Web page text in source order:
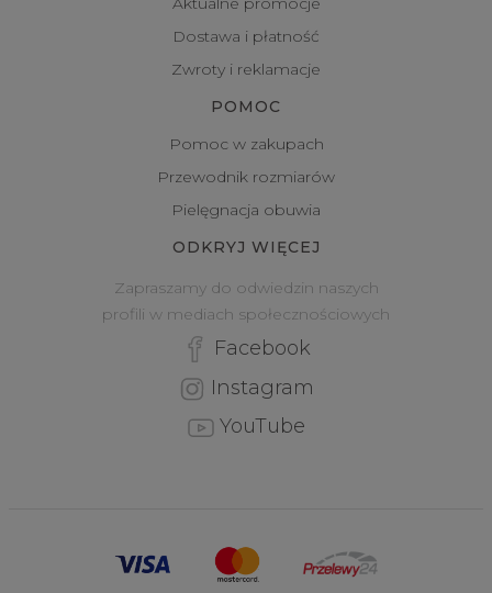
Dostawa i płatność
Zwroty i reklamacje
POMOC
Pomoc w zakupach
Przewodnik rozmiarów
Pielęgnacja obuwia
ODKRYJ WIĘCEJ
Zapraszamy do odwiedzin naszych
profili w mediach społecznościowych
Facebook
Instagram
YouTube